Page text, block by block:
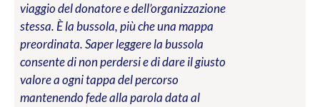
viaggio del donatore e dell’organizzazione
stessa. È la bussola, più che una mappa
preordinata. Saper leggere la bussola
consente di non perdersi e di dare il giusto
valore a ogni tappa del percorso
mantenendo fede alla parola data al